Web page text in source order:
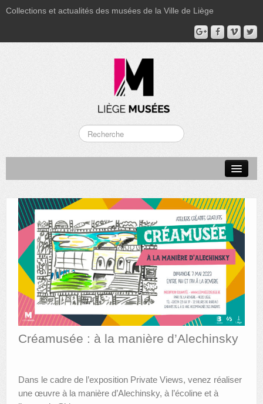
Collections et actualités des musées de la Ville de Liège
MUSÉE GRÉTRY
MUSÉE DU LUMINAIRE
FONDS PATRIMONIAUX
AUTRES LIEUX
ANIMATIONS DES MUSÉES
PUBLICATIONS
LE PORTAIL DES COLLECTIONS
Créamusée : à la manière d’Alechinsky
Dans le cadre de l’exposition Private Views, venez réaliser
une œuvre à la manière d’Alechinsky, à l’écoline et à